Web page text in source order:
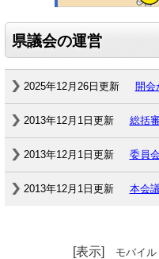
県議会の運営
2025年12月26日更新 開会
2013年12月1日更新 総括
2013年12月1日更新 委員
2013年12月1日更新 本会
[表示] モバイル